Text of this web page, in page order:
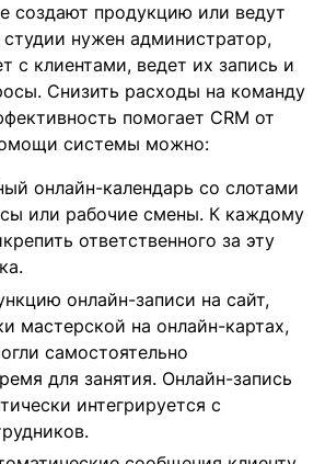
создают продукцию или ведут
студии нужен администратор,
с клиентами, ведет их запись и
Снизить расходы на команду
помогает CRM от
системы можно:
онлайн-календарь со слотами
или рабочие смены. К каждому
ответственного за эту
онлайн-записи на сайт,
мастерской на онлайн-картах,
самостоятельно
для занятия. Онлайн-запись
интегрируется с